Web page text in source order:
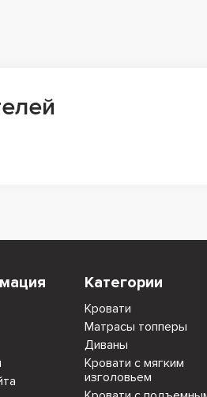
Категории
Кровати
Матрасы топперы
Диваны
Кровати с мягким
изголовьем